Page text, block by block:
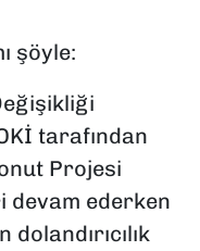
şöyle:
tarafından
Projesi
devam ederken
dolandırıcılık